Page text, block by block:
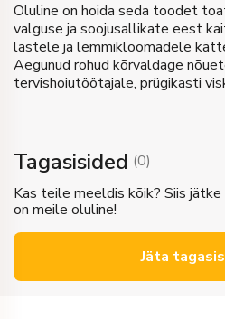
Oluline on hoida seda toodet
valguse ja soojusallikate eest
lastele ja lemmikloomadele
Aegunud rohud kõrvaldage
tervishoiutöötajale, prügikasti
Tagasisided (0)
Kas teile meeldis kõik? Siis
on meile oluline!
Jäta